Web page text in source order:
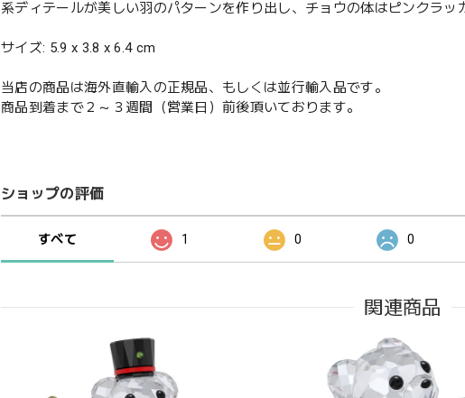
系ディテールが美しい羽のパターンを作り出し、チョウの体はピンクラ
サイズ: 5.9 x 3.8 x 6.4 cm
当店の商品は海外直輸入の正規品、もしくは並行輸入品です。
商品到着まで２～３週間（営業日）前後頂いております。
ショップの評価
すべて 1 0 0
関連商品